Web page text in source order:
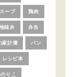
スープ 鶏肉
地味弁 弁当
家計簿 パン
レシピ本
りこ